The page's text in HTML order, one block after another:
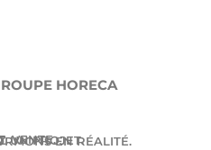
HORECA
VENTE.
UN PROJET.EN RÉALITÉ.